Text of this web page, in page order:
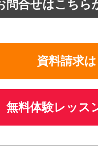
問合せはこちら
資料請求
無料体験レッス